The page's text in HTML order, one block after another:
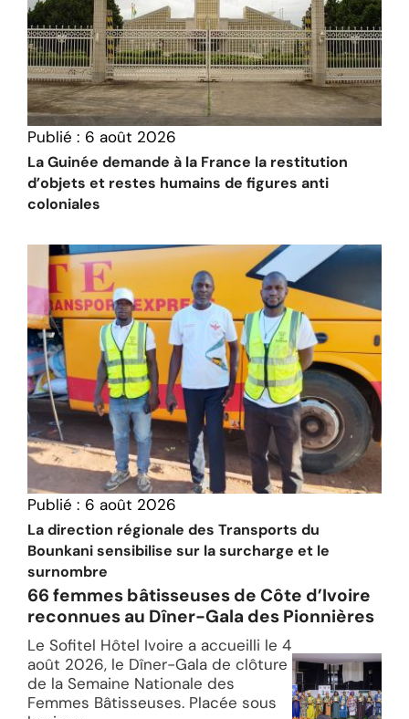
Publié : 6 août 2026
La Guinée demande à la France la restitution
d’objets et restes humains de figures anti
coloniales
Publié : 6 août 2026
La direction régionale des Transports du
Bounkani sensibilise sur la surcharge et le
surnombre
66 femmes bâtisseuses de Côte d’Ivoire
reconnues au Dîner-Gala des Pionnières
Le Sofitel Hôtel Ivoire a accueilli le 4
août 2026, le Dîner-Gala de clôture
de la Semaine Nationale des
Femmes Bâtisseuses. Placée sous